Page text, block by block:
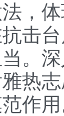
，
击
。
热
作用